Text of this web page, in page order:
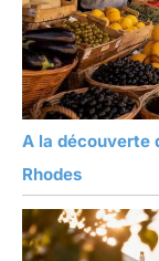
A la découverte
Rhodes